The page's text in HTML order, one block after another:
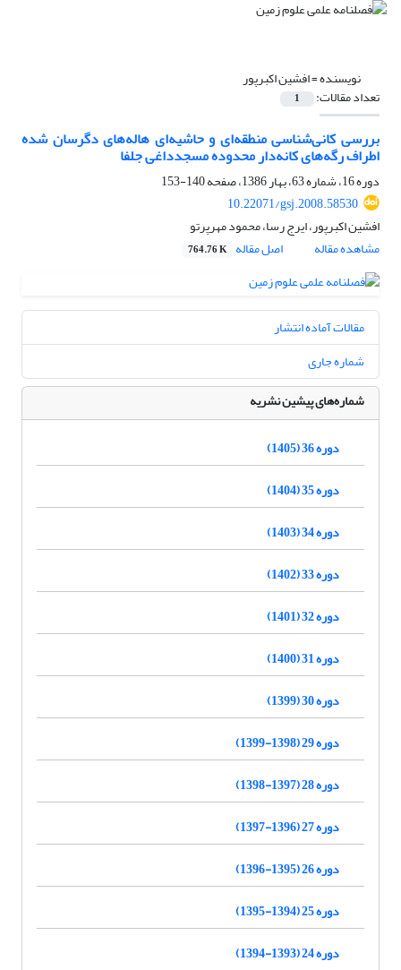
نویسنده =افشین اکبرپور
تعداد مقالات: 1
بررسی کانی‌شناسی منطقه‌ای و حاشیه‌ای هاله‌های دگرسان شده
اطراف رگه‌های کانه‌دار محدوده مسجدداغی جلفا
دوره 16، شماره 63، بهار 1386، صفحه
140-153
10.22071/gsj.2008.58530
افشین اکبرپور، ایرج رسا، محمود مهرپرتو
مشاهده مقاله
اصل مقاله 764.76 K
مقالات آماده انتشار
شماره جاری
شماره‌های پیشین نشریه
دوره 36 (1405)
دوره 35 (1404)
دوره 34 (1403)
دوره 33 (1402)
دوره 32 (1401)
دوره 31 (1400)
دوره 30 (1399)
دوره 29 (1398-1399)
دوره 28 (1397-1398)
دوره 27 (1396-1397)
دوره 26 (1395-1396)
دوره 25 (1394-1395)
دوره 24 (1393-1394)